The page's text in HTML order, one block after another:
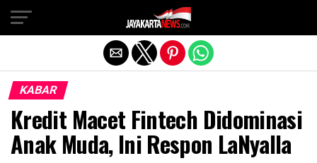
KABAR
Kredit Macet Fintech Didominasi
Anak Muda, Ini Respon LaNyalla
Exit mobile version